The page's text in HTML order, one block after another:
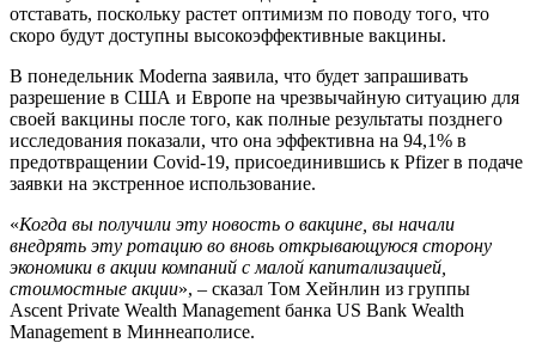
отставать, поскольку растет оптимизм по поводу того, что
скоро будут доступны высокоэффективные вакцины.
В понедельник Moderna заявила, что будет запрашивать
разрешение в США и Европе на чрезвычайную ситуацию для
своей вакцины после того, как полные результаты позднего
исследования показали, что она эффективна на 94,1% в
предотвращении Covid-19, присоединившись к Pfizer в подаче
заявки на экстренное использование.
«Когда вы получили эту новость о вакцине, вы начали
внедрять эту ротацию во вновь открывающуюся сторону
экономики в акции компаний с малой капитализацией,
стоимостные акции», – сказал Том Хейнлин из группы
Ascent Private Wealth Management банка US Bank Wealth
Management в Миннеаполисе.